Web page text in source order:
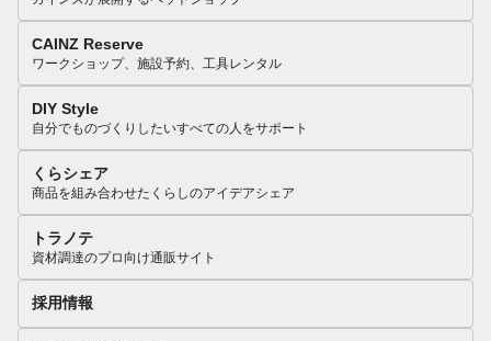
CAINZ Reserve
ワークショップ、施設予約、工具レンタル
DIY Style
自分でものづくりしたいすべての人をサポート
くらシェア
商品を組み合わせたくらしのアイデアシェア
トラノテ
資材調達のプロ向け通販サイト
採用情報